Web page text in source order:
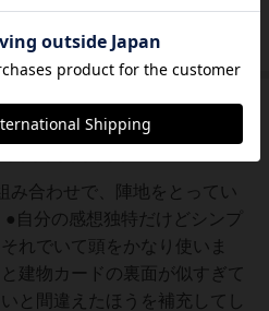
）
0
み合わせで、陣地をとってい
●自分の感想独特だけどシンプ
れでいて頭をかなり使いま
建物カードの裏面が似すぎて
と間違えたほうを補充してし